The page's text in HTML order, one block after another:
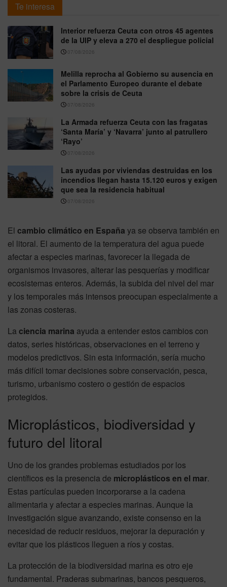
Te interesa
Interior refuerza Ceuta con otros 45 agentes
de la UIP y eleva a 270 el despliegue policial
07/08/2026
Melilla reprocha al Gobierno su ausencia en
el Parlamento Europeo durante el debate
sobre la crisis de Ceuta
07/08/2026
La Armada refuerza Ceuta con las fragatas
‘Santa María’ y ‘Navarra’ junto al patrullero
‘Rayo’
07/08/2026
Las ayudas por viviendas destruidas en los
incendios llegan hasta 15.120 euros y exigen
que sea la residencia habitual
07/08/2026
El cambio climático en España ya se observa también en
el litoral. El aumento de la temperatura del agua puede
afectar a especies marinas, favorecer la llegada de
organismos invasores, alterar las pesquerías y modificar
ecosistemas enteros. Además, la subida del nivel del mar
y los temporales más intensos preocupan especialmente a
las zonas costeras.
Laciencia marina ayuda a entender estos cambios con
datos, series históricas, observaciones en el terreno y
modelos predictivos. Sin esta información, sería mucho
más difícil tomar decisiones sobre conservación, pesca,
turismo, urbanismo costero o gestión de espacios
protegidos.
Microplásticos, biodiversidad y
futuro del litoral
Uno de los grandes problemas estudiados por los
científicos es la presencia de microplásticos en el mar.
Estas partículas pueden incorporarse a la cadena
alimentaria y afectar a especies marinas. Aunque la
investigación sigue avanzando, existe consenso en la
necesidad de reducir residuos, mejorar la depuración y
evitar que los plásticos lleguen a ríos y costas.
La protección de la biodiversidad marina es otro eje
fundamental. Praderas submarinas, bancos pesqueros,